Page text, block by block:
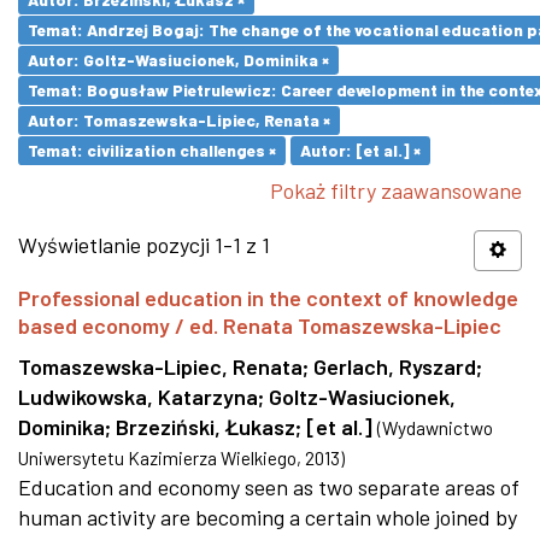
Temat: Andrzej Bogaj: The change of the vocational education
Autor: Goltz-Wasiucionek, Dominika ×
Temat: Bogusław Pietrulewicz: Career development in the
Autor: Tomaszewska-Lipiec, Renata ×
Temat: civilization challenges ×
Autor: [et al.] ×
Pokaż filtry zaawansowane
Wyświetlanie pozycji 1-1 z 1
Professional education in the context of knowledge
based economy / ed. Renata Tomaszewska-Lipiec
Tomaszewska-Lipiec, Renata; Gerlach, Ryszard;
Ludwikowska, Katarzyna; Goltz-Wasiucionek,
Dominika; Brzeziński, Łukasz; [et al.] (Wydawnictwo
Uniwersytetu Kazimierza Wielkiego, 2013)
Education and economy seen as two separate areas of
human activity are becoming a certain whole joined by